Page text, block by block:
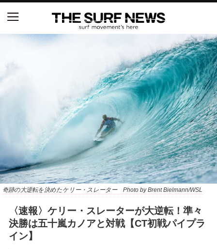
奇跡の大逆転を決めたケリー・スレーター Photo by Brent Bielmann/WSL
〈速報〉ケリー・スレーターが大逆転！準々
決勝は五十嵐カノアと対戦【CT初戦パイプラ
イン】
NSAと茅ヶ崎市が包括連携協定を締結 自治体との
協定は全国初、サーフィンを軸に地域活性化へ
【五十嵐カノア独占インタビュー】旧友レオ、ジャ
ックとの豪華プライベートセッション
S.ONE ショート＆ロング開幕戦・現地リポート（高
橋みなと）
ニュース
製品情報
特集
試合